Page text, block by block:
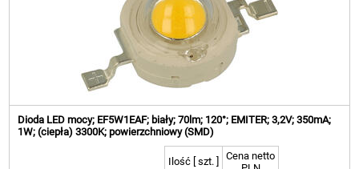
Dioda LED mocy; EF5W1EAF; biały; 70lm; 120°; EMITER; 3,2V; 350mA;
1W; (ciepła) 3300K; powierzchniowy (SMD)
Ilość [ szt. ]
Cena netto